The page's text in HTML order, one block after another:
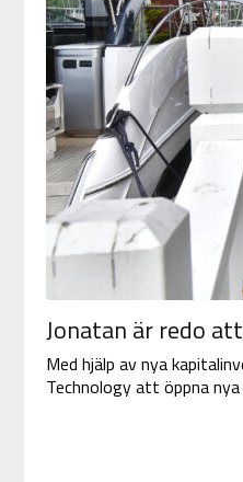
Jonatan är redo
Med hjälp av nya
Technology att öppna